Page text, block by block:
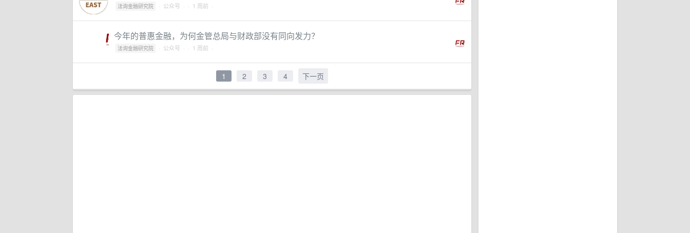
法询金融研究院 · 公众号 · · 1 周前 ·
今年的普惠金融，为何金管总局与财政部没有同向发力？
法询金融研究院 · 公众号 · · 1 周前 ·
1 2 3 4 下一页